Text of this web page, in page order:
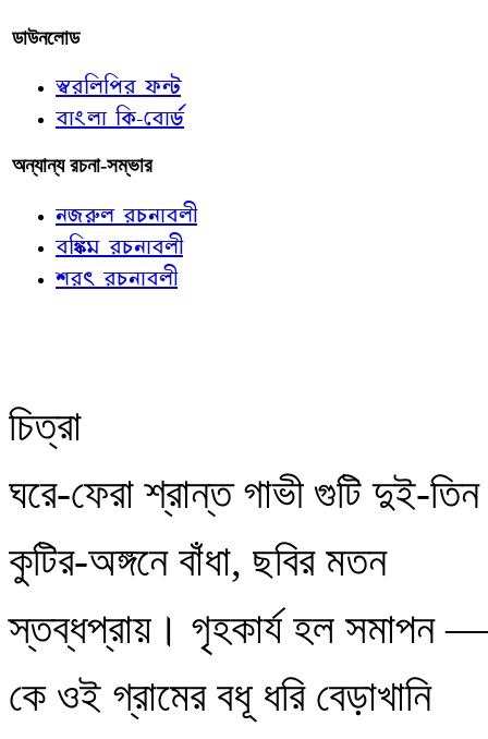
ডাউনলোড
স্বরলিপির ফন্ট
বাংলা কি-বোর্ড
অন্যান্য রচনা-সম্ভার
নজরুল রচনাবলী
বঙ্কিম রচনাবলী
শরৎ রচনাবলী
চিত্রা
ঘরে-ফেরা শ্রান্ত গাভী গুটি দুই-তিন
কুটির-অঙ্গনে বাঁধা, ছবির মতন
স্তব্ধপ্রায়। গৃহকার্য হল সমাপন —
কে ওই গ্রামের বধূ ধরি বেড়াখানি